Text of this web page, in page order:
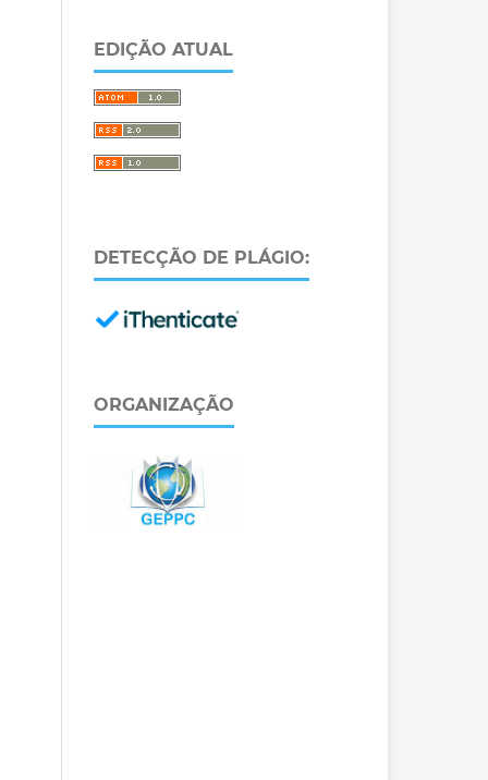
EDIÇÃO ATUAL
DETECÇÃO DE PLÁGIO:
ORGANIZAÇÃO